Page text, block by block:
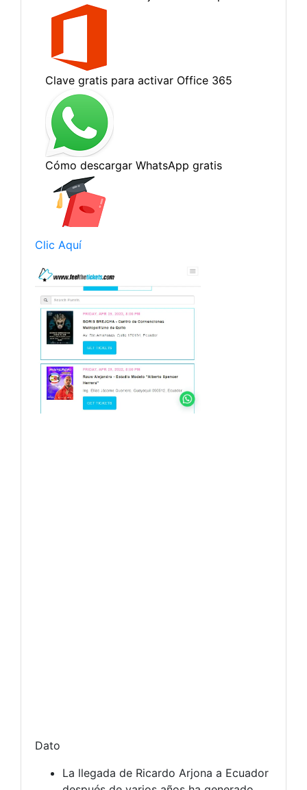
Clic Aquí
Dato
La llegada de Ricardo Arjona a Ecuador